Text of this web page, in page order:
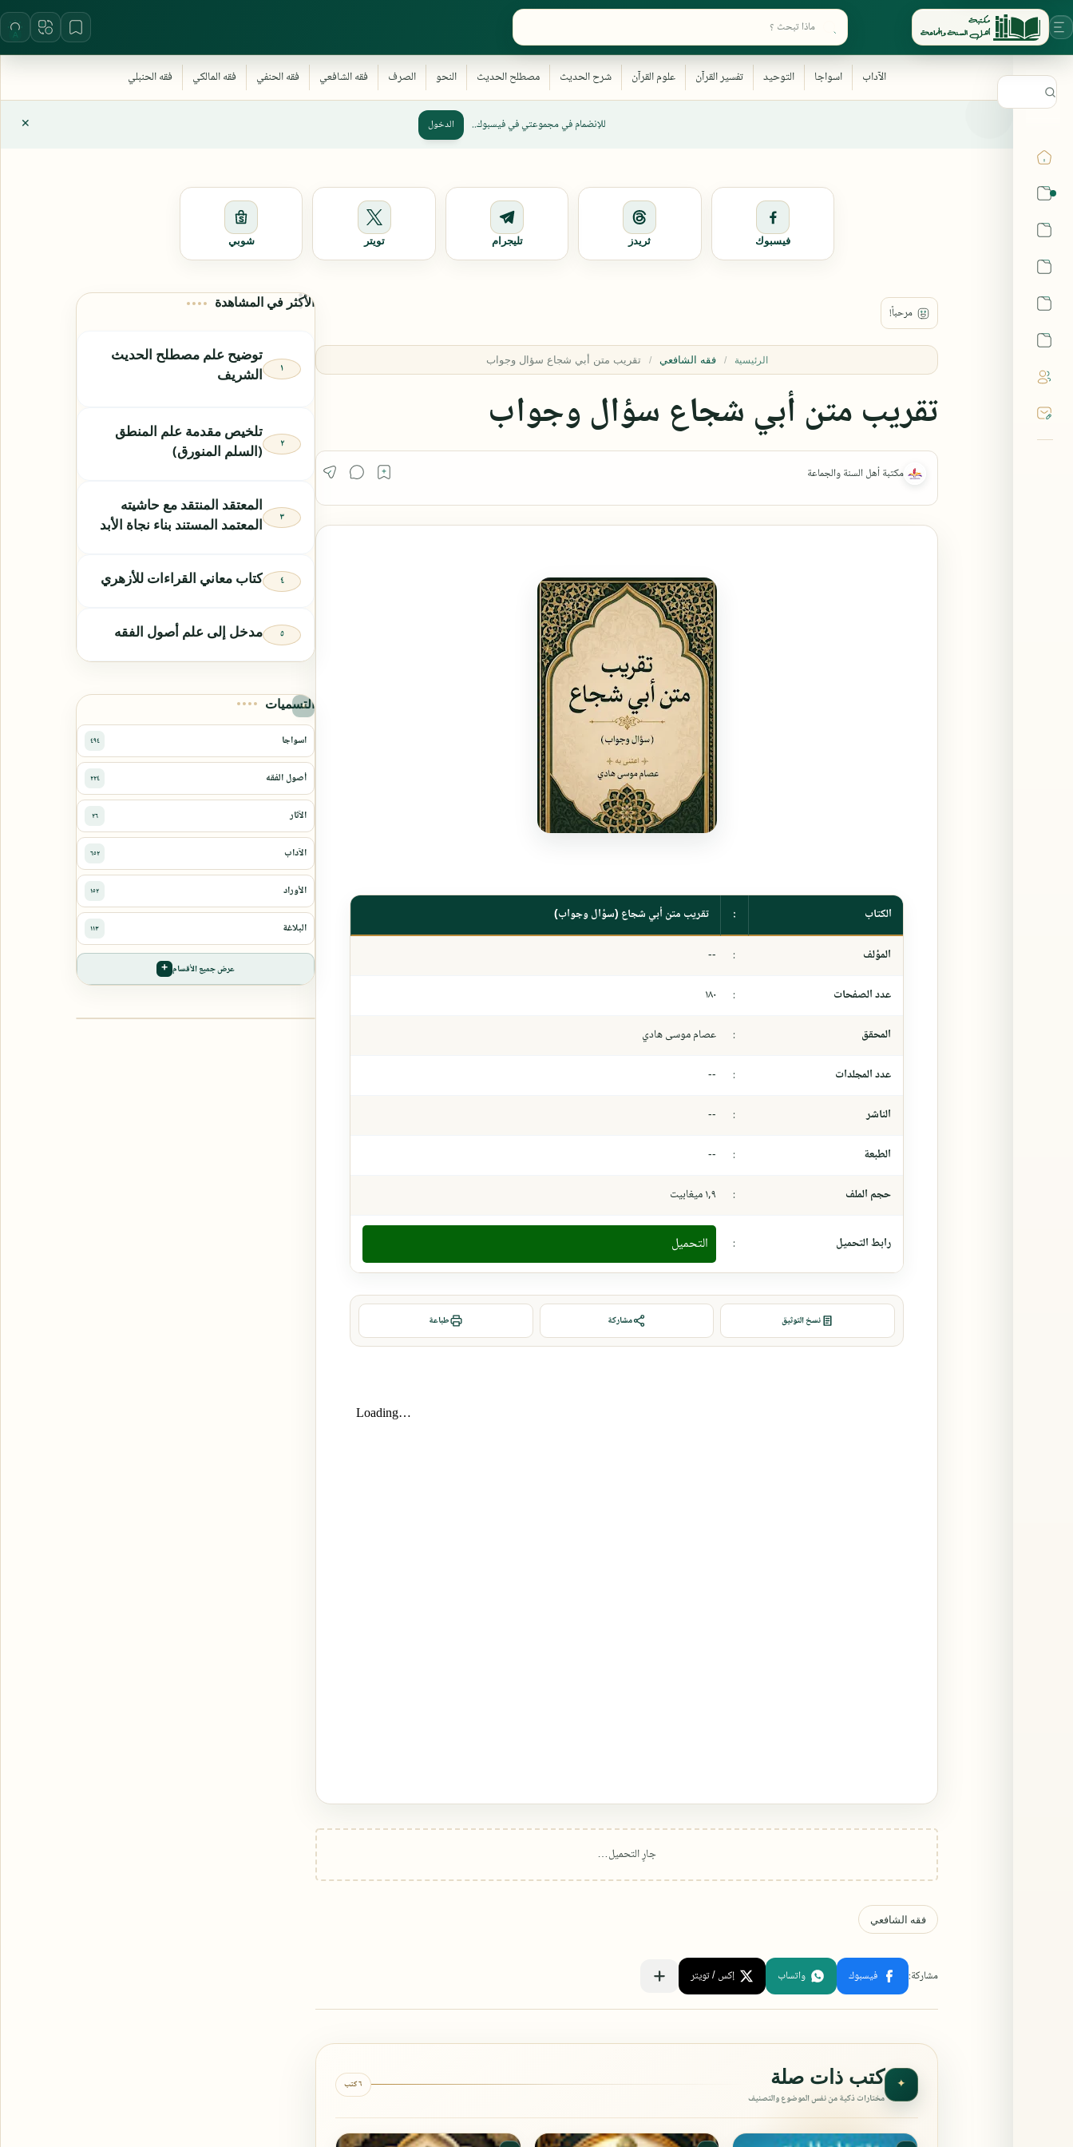
ابحث في أقسام المكتبة
للإنضمام في مجموعتي في فيسبوك.. الدخول
فيسبوك ثريدز تليجرام تويتر شوبي
الرئيسية فقه الشافعي
تقريب متن أبي شجاع سؤال وجواب
الكتاب : تقريب متن أبي شجاع (سؤال وجواب)
المؤلف :
--
عدد الصفحات : ١٨٠
المحقق : عصام موسى هادي
عدد المجلدات :
--
الناشر :
--
الطبعة :
--
حجم الملف : ١,٩ ميغابيت
رابط التحميل : التحميل
نسخ التوثيق مشاركة طباعة
✦ كتب ذات صلة
مختارات ذكية من نفس الموضوع والتصنيف
٦ كتب
الأكثر في المشاهدة
توضيح علم مصطلح الحديث
الشريف
تلخيص مقدمة علم المنطق
(السلم المنورق)
المعتقد المنتقد مع حاشيته
المعتمد المستند بناء نجاة الأبد
كتاب معاني القراءات للأزهري
مدخل إلى علم أصول الفقه
التسميات
عرض جميع الأقسام